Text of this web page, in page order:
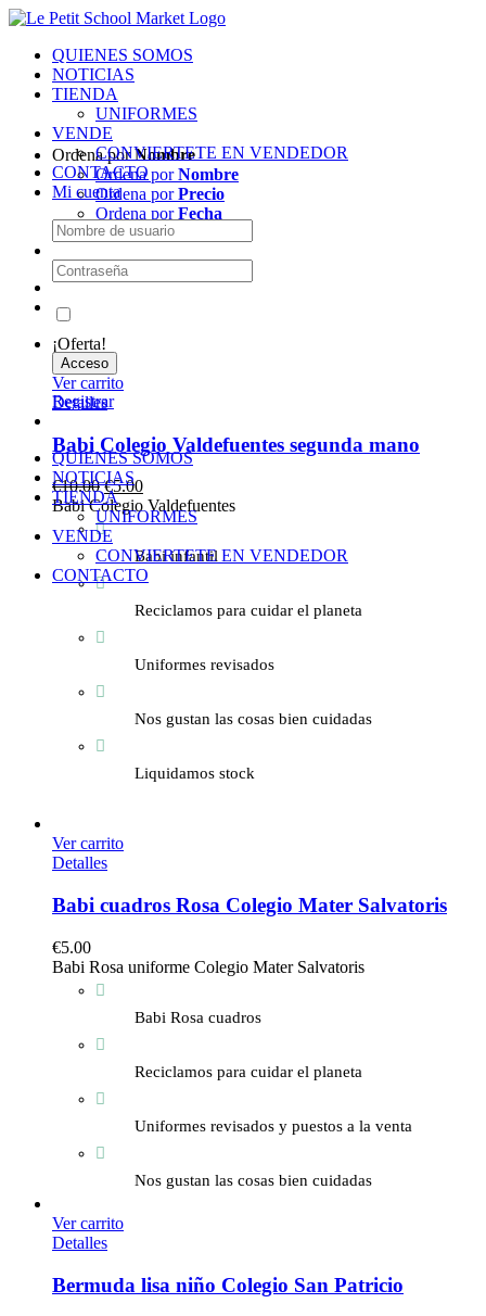
Skip
contentQUIENES SOMOS
NOTICIAS
TIENDA
UNIFORMES
VENDE
CONVIERTETE EN VENDEDOR
CONTACTO
Mi cuenta
Registrar
QUIENES SOMOS
NOTICIAS
TIENDA
UNIFORMES
VENDE
CONVIERTETE EN VENDEDOR
CONTACTO
Ordena porNombre
Ordena porNombre
Ordena porPrecio
Ordena porFecha
¡Oferta!
Ver carrito
Detalles
Babi Colegio Valdefuentes segunda mano
€10.00 €5.00
Babi Colegio Valdefuentes
Babi infantil
Reciclamos para cuidar el planeta
Uniformes revisados
Nos gustan las cosas bien cuidadas
Liquidamos stock
Ver carrito
Detalles
Babi cuadros Rosa Colegio Mater Salvatoris
€5.00
Babi Rosa uniforme Colegio Mater Salvatoris
Babi Rosa cuadros
Reciclamos para cuidar el planeta
Uniformes revisados y puestos a la venta
Nos gustan las cosas bien cuidadas
Ver carrito
Detalles
Bermuda lisa niño Colegio San Patricio